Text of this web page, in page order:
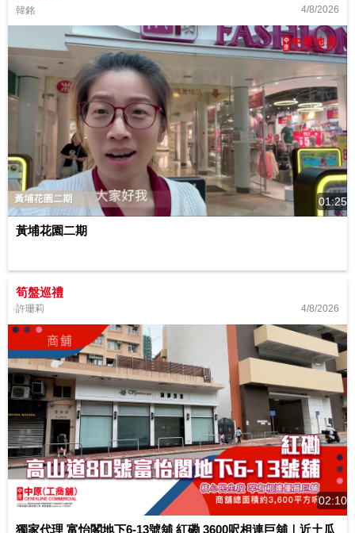
韓銘 4/8/2026
01:25
黃埔花園二期
筍盤巡禮
許珊莉 4/8/2026
02:10
獨家代理 富怡閣地下6-13號舖 紅磡 3600呎相連巨舖｜近土瓜